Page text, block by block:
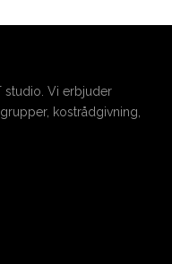
studio. Vi erbjuder
kostrådgivning,